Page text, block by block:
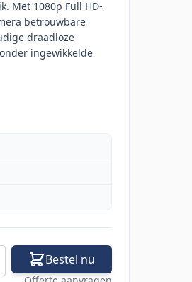
Met 1080p Full HD-
betrouwbare
draadloze
ingewikkelde
Bestel nu